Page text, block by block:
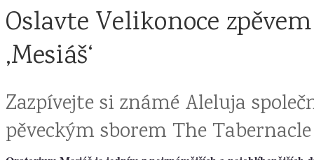
Oslavte Velikonoce
‚Mesiáš‘
Zazpívejte si známé Aleluja
pěveckým sborem The